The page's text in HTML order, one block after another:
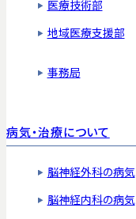
医療技術部
地域医療支援部
事務局
病気・治療について
脳神経外科の病気
脳神経内科の病気